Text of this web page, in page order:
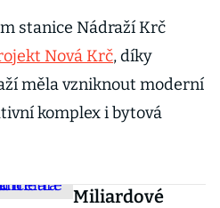
stanice Nádraží Krč
Nová Krč, díky
měla vzniknout moderní
komplex i bytová
Miliardové